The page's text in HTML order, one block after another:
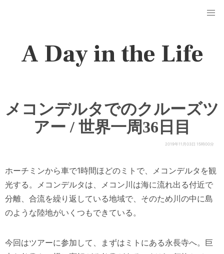
A Day in the Life
メコンデルタでのクルーズツ
アー / 世界一周36日目
2019年11月03日 15時00分
ホーチミンから車で1時間ほどのミトで、メコンデルタを観
光する。メコンデルタは、メコン川は海に流れ出る付近で
分離、合流を繰り返している地域で、そのため川の中に島
のような陸地がいくつもできている。
今回はツアーに参加して、まずはミトにある永長寺へ。巨